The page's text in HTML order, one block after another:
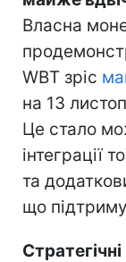
Власна
WBT зріс
на 13
Це стало
інтеграції
та
що